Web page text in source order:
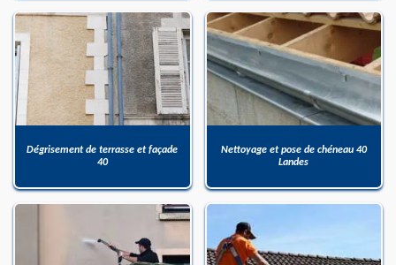
Dégrisement de terrasse et façade
40
Nettoyage et pose de chéneau 40
Landes